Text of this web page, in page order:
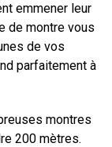
emmener leur
de montre vous
de vos
parfaitement à
montres
200 mètres.